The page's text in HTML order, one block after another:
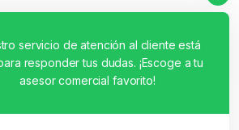
servicio de atención al cliente está
responder tus dudas. ¡Escoge a tu
asesor comercial favorito!